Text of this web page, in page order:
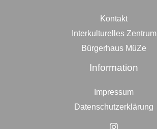
Kontakt
Interkulturelles Zentrum
Bürgerhaus MüZe
Information
Impressum
Datenschutzerklärung